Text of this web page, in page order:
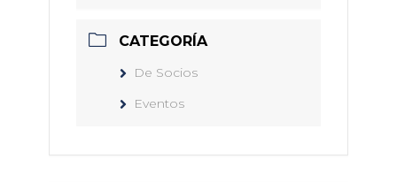
CATEGORÍA
De Socios
Eventos